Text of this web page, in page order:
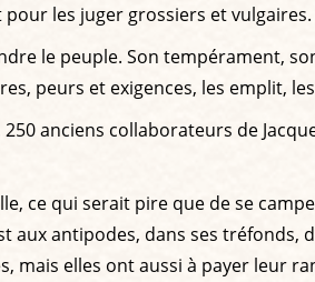
les juger grossiers et vulgaires.
le peuple. Son tempérament,
peurs et exigences, les emplit,
anciens collaborateurs de
ce qui serait pire que de se
antipodes, dans ses tréfonds,
mais elles ont aussi à payer leur